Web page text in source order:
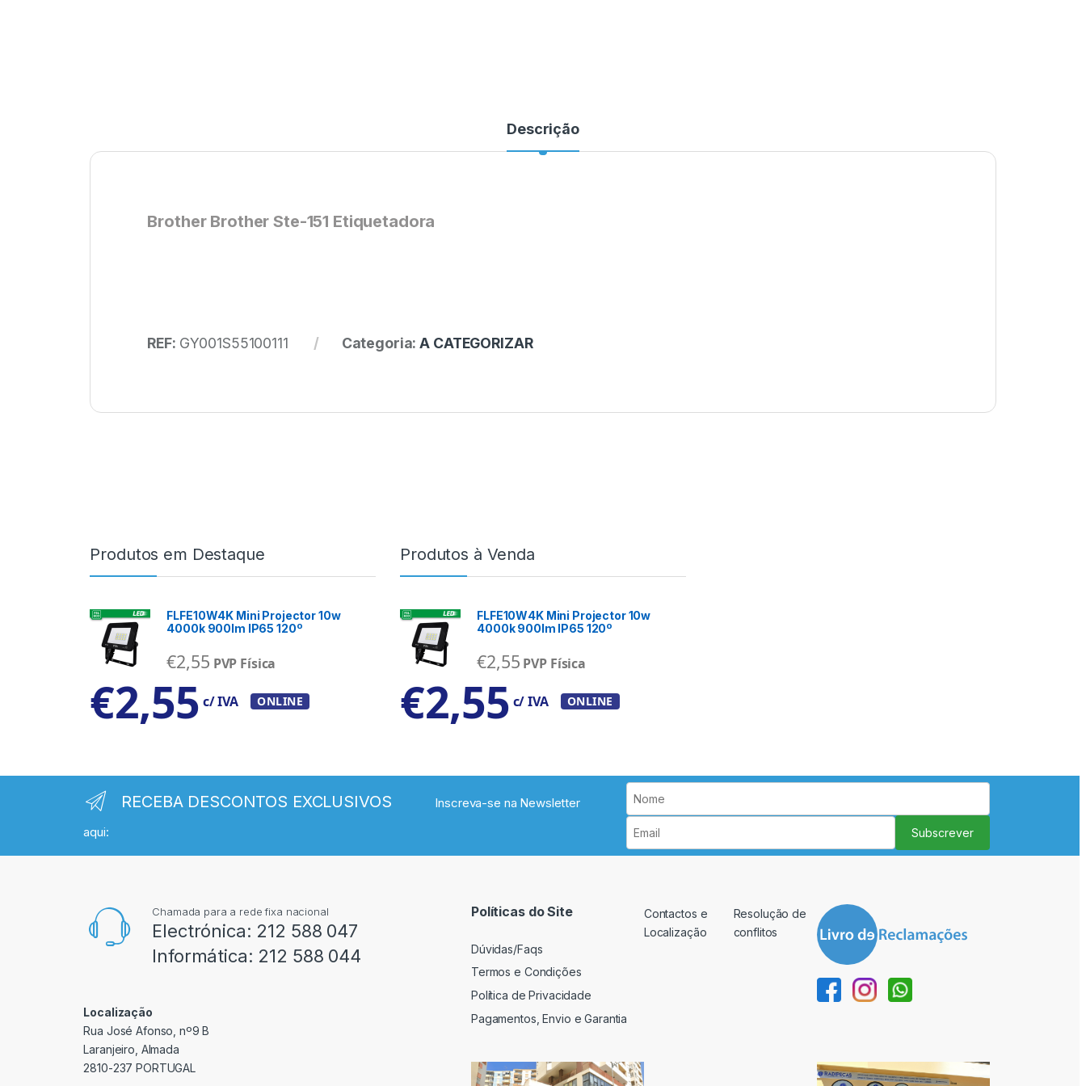
Descrição
Brother Brother Ste-151 Etiquetadora
REF: GY001S55100111 Categoria:A CATEGORIZAR
Produtos em Destaque
FLFE10W4K Mini Projector 10w
4000k 900lm IP65 120º
€2,55 PVP Física
€2,55 c/ IVA ONLINE
Produtos à Venda
FLFE10W4K Mini Projector 10w
4000k 900lm IP65 120º
€2,55 PVP Física
€2,55 c/ IVA ONLINE
RECEBA DESCONTOS EXCLUSIVOS
Inscreva-se na Newsletter
aqui:
Subscrever
Chamada para a rede fixa nacional
Electrónica: 212 588 047
Informática: 212 588 044
Localização
Rua José Afonso, nº9 B
Laranjeiro, Almada
2810-237 PORTUGAL
Políticas do Site
Dúvidas/Faqs
Termos e Condições
Política de Privacidade
Pagamentos, Envio e Garantia
Contactos e
Localização
Resolução de
conflitos